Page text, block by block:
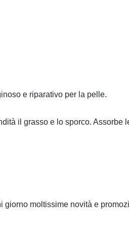
e riparativo per la pelle.
il grasso e lo sporco. Assorbe
giorno moltissime novità e